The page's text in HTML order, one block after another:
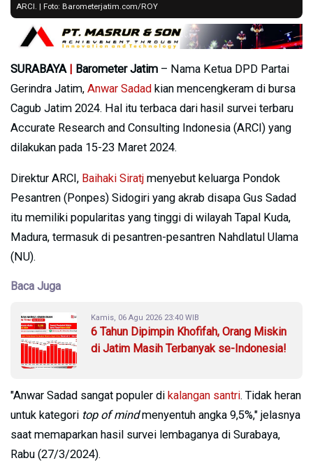
ARCI. | Foto: Barometerjatim.com/ROY
SURABAYA | Barometer Jatim – Nama Ketua DPD Partai
Gerindra Jatim, Anwar Sadad kian mencengkeram di bursa
Cagub Jatim 2024. Hal itu terbaca dari hasil survei terbaru
Accurate Research and Consulting Indonesia (ARCI) yang
dilakukan pada 15-23 Maret 2024.
Direktur ARCI, Baihaki Siratj menyebut keluarga Pondok
Pesantren (Ponpes) Sidogiri yang akrab disapa Gus Sadad
itu memiliki popularitas yang tinggi di wilayah Tapal Kuda,
Madura, termasuk di pesantren-pesantren Nahdlatul Ulama
(NU).
Baca Juga
Kamis, 06 Agu 2026 23:40 WIB
6 Tahun Dipimpin Khofifah, Orang Miskin
di Jatim Masih Terbanyak se-Indonesia!
"Anwar Sadad sangat populer di kalangan santri. Tidak heran
untuk kategori top of mindmenyentuh angka 9,5%," jelasnya
saat memaparkan hasil survei lembaganya di Surabaya,
Rabu (27/3/2024).